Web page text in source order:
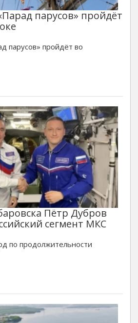
парусов» пройдёт
парусов» пройдёт во
Пётр Дубров
сегмент МКС
по продолжительности